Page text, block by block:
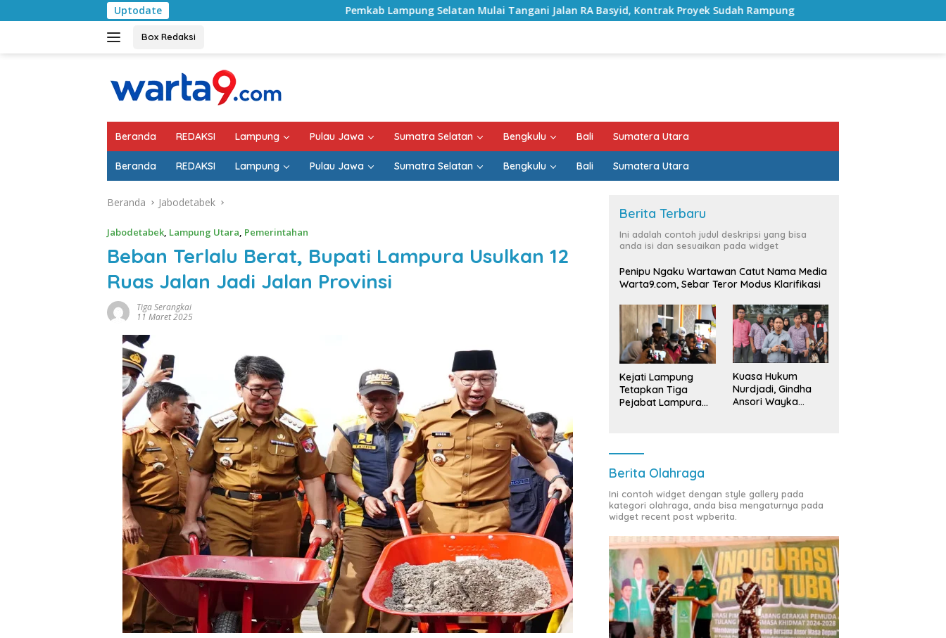
ke
Uptodate Pemkab Lampung Selatan Mulai Tangani Jalan RA Basyid, Kontrak Proyek Sudah Rampung Bulan Kemerdekaan, Bupati Lampung
Box Redaksi
Beranda REDAKSI Lampung Pulau Jawa Sumatra Selatan Bengkulu Bali Sumatera Utara
Beranda REDAKSI Lampung Pulau Jawa Sumatra Selatan Bengkulu Bali Sumatera Utara
Beranda Jabodetabek
Jabodetabek, Lampung Utara, Pemerintahan
Beban Terlalu Berat, Bupati Lampura Usulkan 12
Ruas Jalan Jadi Jalan Provinsi
Tiga Serangkai
11 Maret 2025
Berita Terbaru
Ini adalah contoh judul deskripsi yang bisa
anda isi dan sesuaikan pada widget
Penipu Ngaku Wartawan Catut Nama Media
Warta9.com, Sebar Teror Modus Klarifikasi
Kejati Lampung
Tetapkan Tiga
Pejabat Lampura
Kuasa Hukum
Nurdjadi, Gindha
Ansori Wayka
Berita Olahraga
Ini contoh widget dengan style gallery pada
kategori olahraga, anda bisa mengaturnya pada
widget recent post wpberita.